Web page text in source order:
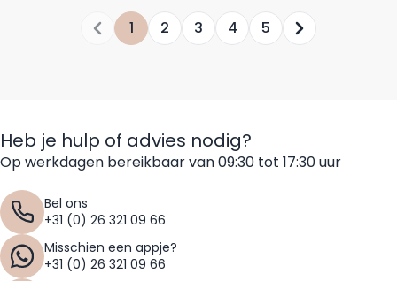
Je leest momenteel pagina
1 Pagina
2 Pagina
3 Pagina
4 Pagina
5
Heb je hulp of advies nodig?
Op werkdagen bereikbaar van 09:30 tot 17:30 uur
Bel ons
+31 (0) 26 321 09 66
Misschien een appje?
+31 (0) 26 321 09 66